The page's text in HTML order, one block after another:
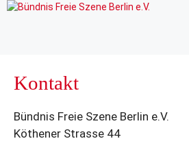
Zum
Kontakt
Bündnis Freie Szene Berlin e.V.
Köthener Strasse 44